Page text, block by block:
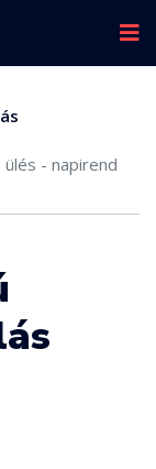
- napirend